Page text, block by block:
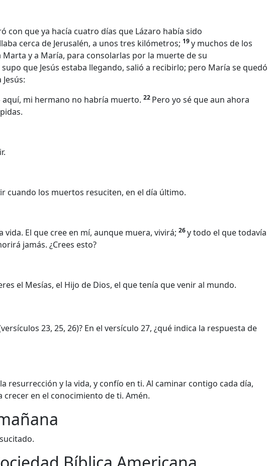
con que ya hacía cuatro días que Lázaro había sido
cerca de Jerusalén, a unos tres kilómetros; 19y muchos de los
y a María, para consolarlas por la muerte de su
que Jesús estaba llegando, salió a recibirlo; pero María se quedó
mi hermano no habría muerto. 22 Pero yo sé que aun ahora
cuando los muertos resuciten, en el día último.
El que cree en mí, aunque muera, vivirá; 26y todo el que todavía
jamás. ¿Crees esto?
el Mesías, el Hijo de Dios, el que tenía que venir al mundo.
23, 25, 26)? En el versículo 27, ¿qué indica la respuesta de
resurrección y la vida, y confío en ti. Al caminar contigo cada día,
crecer en el conocimiento de ti. Amén.